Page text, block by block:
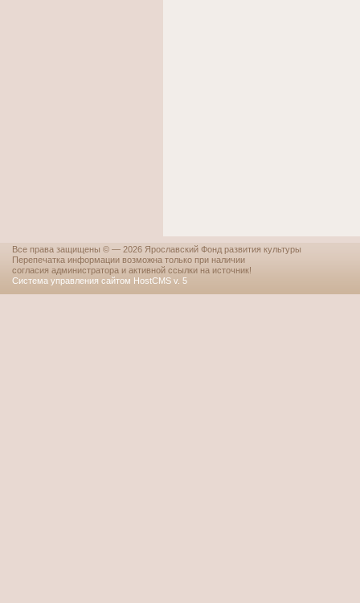
Все права защищены © — 2026 Ярославский Фонд развития культуры
Перепечатка информации возможна только при наличии
согласия администратора и активной ссылки на источник!
Система управления сайтом HostCMS v. 5